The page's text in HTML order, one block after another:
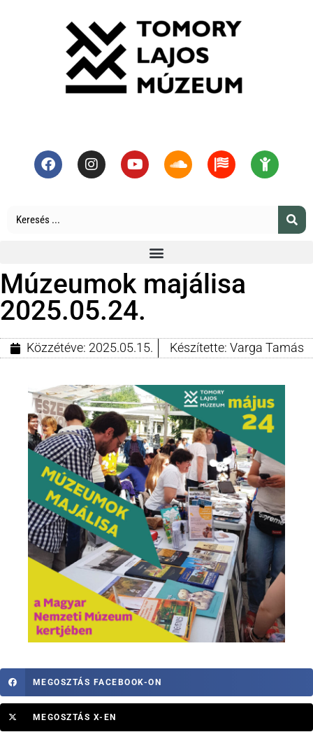
Múzeumok majálisa
2025.05.24.
Közzétéve: 2025.05.15. Készítette: Varga Tamás
MEGOSZTÁS FACEBOOK-ON
MEGOSZTÁS X-EN